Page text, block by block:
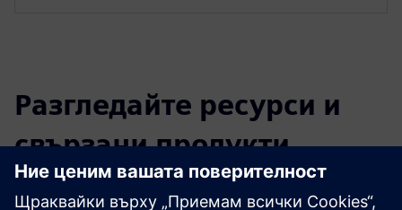
Разгледайте ресурси и
свързани продукти